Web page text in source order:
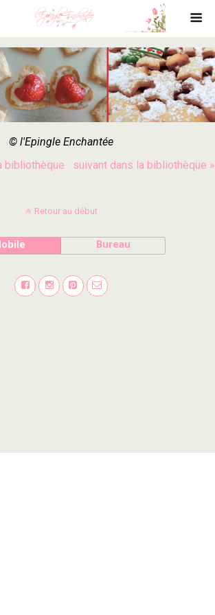
© l'Epingle Enchantée
bibliothèque
suivant dans la bibliothèque »
Retour au début
Bureau